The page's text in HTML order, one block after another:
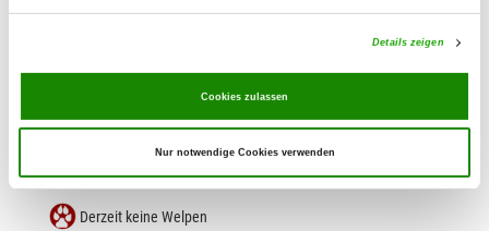
Details zeigen
Cookies zulassen
Nur notwendige Cookies verwenden
35686 Dillenburg
Zuchtstätte: vom Haus Ederblick
35116 Hatzfeld
Derzeit keine Welpen